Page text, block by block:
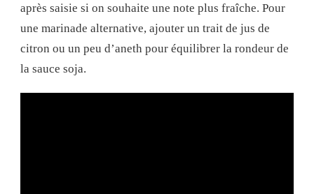
après saisie si on souhaite une note plus fraîche. Pour
une marinade alternative, ajouter un trait de jus de
citron ou un peu d’aneth pour équilibrer la rondeur de
la sauce soja.